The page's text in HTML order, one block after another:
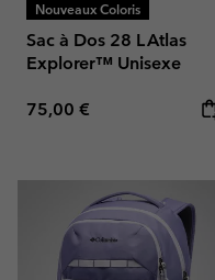
Nouveaux Coloris
Sac à Dos 28 L Atlas
Explorer™ Unisexe
Regular price:
75,00 €